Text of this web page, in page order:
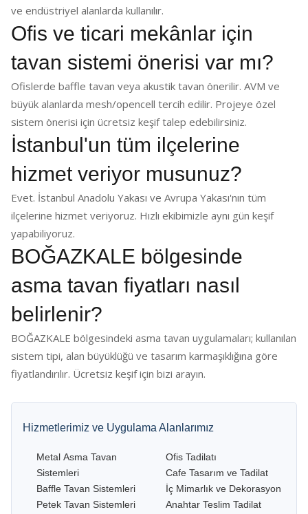
ve endüstriyel alanlarda kullanılır.
Ofis ve ticari mekânlar için
tavan sistemi önerisi var mı?
Ofislerde baffle tavan veya akustik tavan önerilir. AVM ve
büyük alanlarda mesh/opencell tercih edilir. Projeye özel
sistem önerisi için ücretsiz keşif talep edebilirsiniz.
İstanbul'un tüm ilçelerine
hizmet veriyor musunuz?
Evet. İstanbul Anadolu Yakası ve Avrupa Yakası'nın tüm
ilçelerine hizmet veriyoruz. Hızlı ekibimizle aynı gün keşif
yapabiliyoruz.
BOĞAZKALE bölgesinde
asma tavan fiyatları nasıl
belirlenir?
BOĞAZKALE bölgesindeki asma tavan uygulamaları; kullanılan
sistem tipi, alan büyüklüğü ve tasarım karmaşıklığına göre
fiyatlandırılır. Ücretsiz keşif için bizi arayın.
Hizmetlerimiz ve Uygulama Alanlarımız
Metal Asma Tavan
Sistemleri
Baffle Tavan Sistemleri
Petek Tavan Sistemleri
Ofis Tadilatı
Cafe Tasarım ve Tadilat
İç Mimarlık ve Dekorasyon
Anahtar Teslim Tadilat